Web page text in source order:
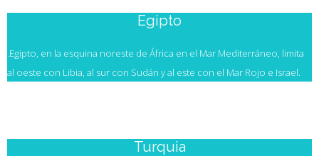
Egipto
.Egipto, en la esquina noreste de África en el Mar Mediterráneo, limita
al oeste con Libia, al sur con Sudán y al este con el Mar Rojo e Israel.
Turquia